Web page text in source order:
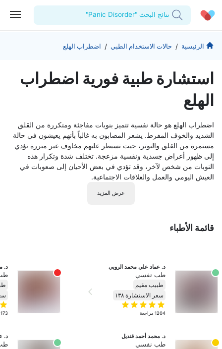
نتائج البحث "Panic Disorder"
الحساب الشخصي
الوصفات الطبية
اختبارات المعمل
المفضلة
تسجيل الخروج
الشركة
المدونة
المقالات الطبية
الرئيسية / حالات الاستخدام الطبي / اضطراب الهلع
استشارة طبية فورية اضطراب
الهلع
اضطراب الهلع هو حالة نفسية تتميز بنوبات مفاجئة ومتكررة من القلق
الشديد والخوف المفرط. يشعر المصابون به غالباً بأنهم يعيشون في حالة
مستمرة من القلق والتوتر، حيث تسيطر عليهم مخاوف غير مبررة تؤدي
إلى ظهور أعراض جسدية ونفسية مزعجة. تختلف شدة وتكرار هذه
النوبات من شخص لآخر، وقد تؤدي في بعض الأحيان إلى صعوبات في
العيش اليومي والعمل والعلاقات الاجتماعية.
عرض المزيد
قائمة الأطباء
د. عماد علي محمد الروبي
طب نفسي
طبيب مقيم
سعر الاستشارة ١٣٨
1204 مراجعة
د. محمد أحمد قنديل
طب نفسي
د.
173
د.